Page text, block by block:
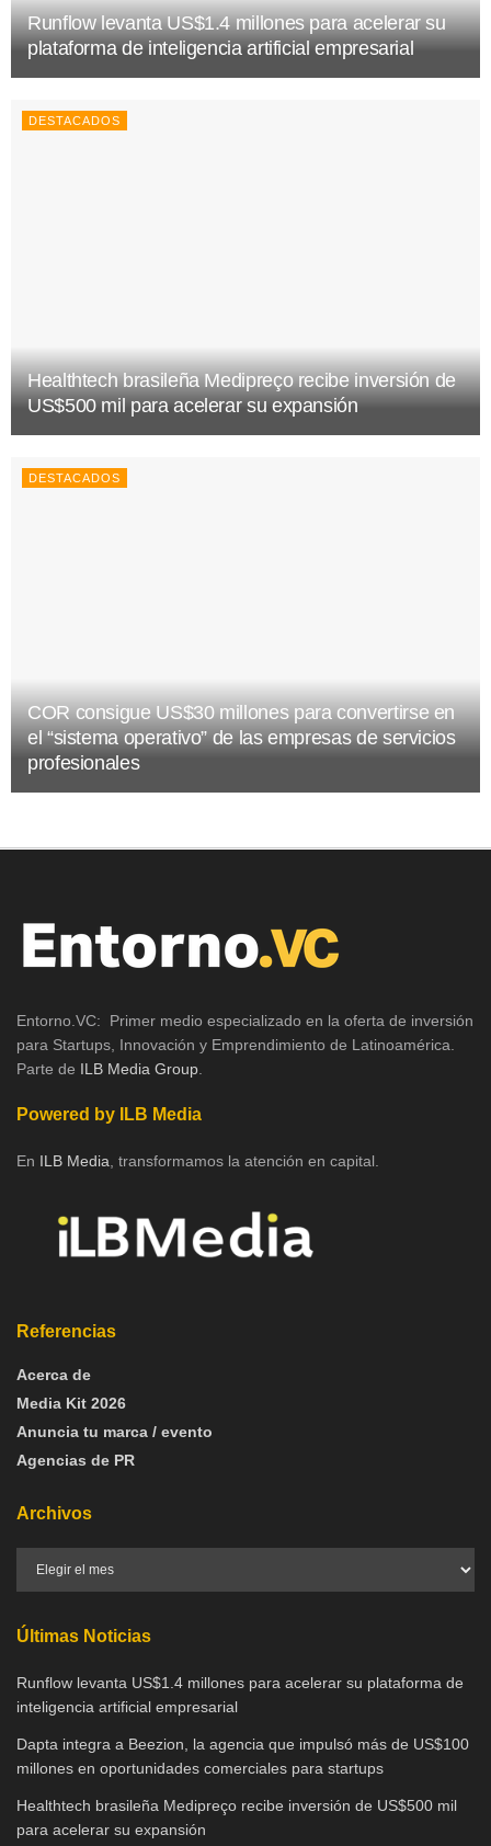
Runflow levanta US$1.4 millones para acelerar su
plataforma de inteligencia artificial empresarial
DESTACADOS
Healthtech brasileña Medipreço recibe inversión de
US$500 mil para acelerar su expansión
DESTACADOS
COR consigue US$30 millones para convertirse en
el “sistema operativo” de las empresas de servicios
profesionales
Entorno.VC: Primer medio especializado en la oferta de inversión
para Startups, Innovación y Emprendimiento de Latinoamérica.
Parte de ILB Media Group
Powered by ILB Media
En ILB Media , transformamos la atención en capital.
Referencias
Acerca de
Media Kit 2026
Anuncia tu marca / evento
Agencias de PR
Archivos
Últimas Noticias
Runflow levanta US$1.4 millones para acelerar su plataforma de
inteligencia artificial empresarial
Dapta integra a Beezion, la agencia que impulsó más de US$100
millones en oportunidades comerciales para startups
Healthtech brasileña Medipreço recibe inversión de US$500 mil
para acelerar su expansión